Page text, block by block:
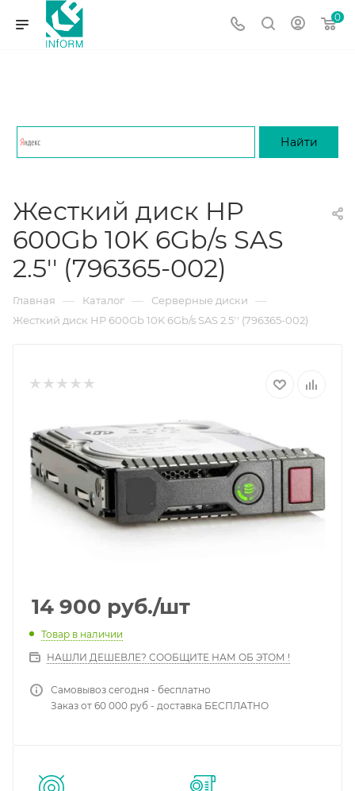
0
Жесткий диск HP
600Gb 10K 6Gb/s SAS
2.5'' (796365-002)
Главная — Каталог — Серверные диски —
Жесткий диск HP 600Gb 10K 6Gb/s SAS 2.5'' (796365-002)
14 900 руб./шт
Товар в наличии
НАШЛИ ДЕШЕВЛЕ? СООБЩИТЕ НАМ ОБ ЭТОМ !
Самовывоз сегодня - бесплатно
Заказ от 60 000 руб - доставка БЕСПЛАТНО